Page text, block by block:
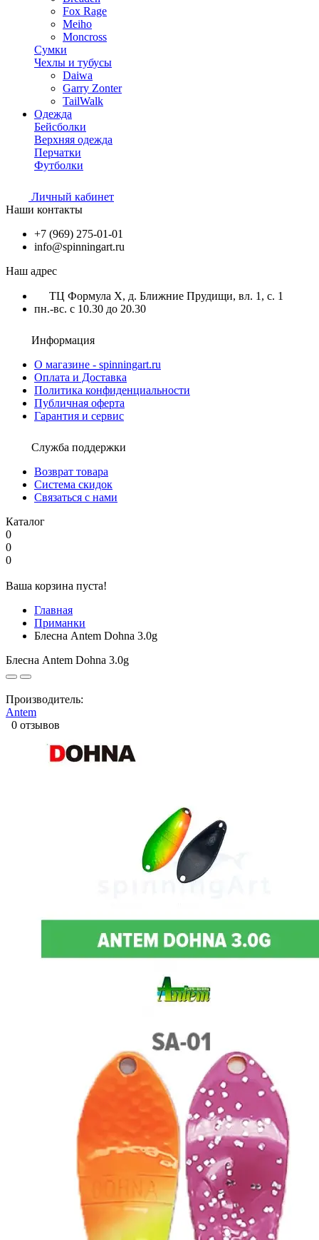
Fox Rage
Meiho
Moncross
Сумки
Чехлы и тубусы
Daiwa
Garry Zonter
TailWalk
Одежда
Бейсболки
Верхняя одежда
Перчатки
Футболки
Личный кабинет
Наши контакты
+7 (969) 275-01-01
info@spinningart.ru
Наш адрес
ТЦ Формула X, д. Ближние Прудищи, вл. 1, с. 1
пн.-вс. с 10.30 до 20.30
Информация
О магазине - spinningart.ru
Оплата и Доставка
Политика конфиденциальности
Публичная оферта
Гарантия и сервис
Служба поддержки
Возврат товара
Система скидок
Связаться с нами
Каталог
0
0
0
Ваша корзина пуста!
Главная
Приманки
Блесна Antem Dohna 3.0g
Блесна Antem Dohna 3.0g
Производитель:
Antem
0 отзывов